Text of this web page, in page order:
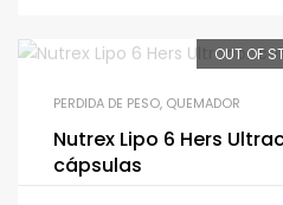
OUT OF
PERDIDA DE PESO, QUEMADOR
Nutrex Lipo 6 Hers
cápsulas